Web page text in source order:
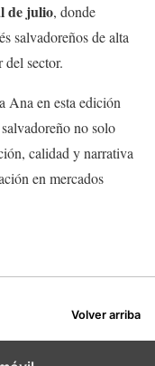
de julio, donde
salvadoreños de alta
sector.
Ana en esta edición
no solo
calidad y narrativa
en mercados
Volver arriba